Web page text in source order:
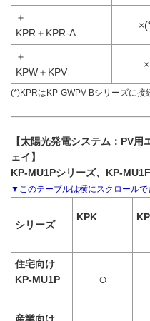
＋
KPR＋KPR-A
＋
KPW＋KPV
×
(*)KPRはKP-GWPV-Bシリーズに接
【太陽光発電システム：PV
ェイ】
KP-MU1Pシリーズ、KP-
シリーズ
KPK
住宅向け
KP-MU1P
○